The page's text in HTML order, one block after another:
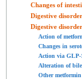
Changes of
Digestive
Digestive
Action of
Changes in
Action via GLP-
Alteration of
Other